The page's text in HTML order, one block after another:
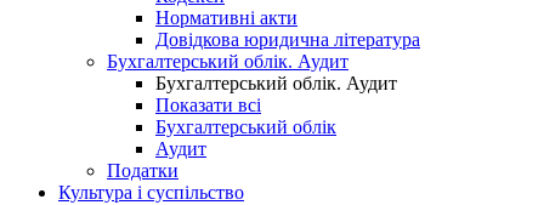
Нормативні акти
Довідкова юридична література
Бухгалтерський облік. Аудит
Бухгалтерський облік. Аудит
Показати всі
Бухгалтерський облік
Аудит
Податки
Культура і суспільство